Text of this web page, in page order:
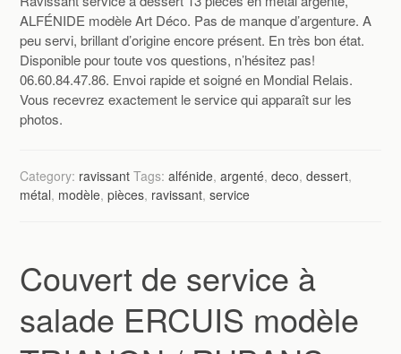
ALFÉNIDE modèle Art Déco. Pas de manque d’argenture. A
peu servi, brillant d’origine encore présent. En très bon état.
Disponible pour toute vos questions, n’hésitez pas!
06.60.84.47.86. Envoi rapide et soigné en Mondial Relais.
Vous recevrez exactement le service qui apparaît sur les
photos.
Category: ravissant Tags:alfénide,argenté,deco,dessert,
métal, modèle,pièces, ravissant,service
Couvert de service à
salade ERCUIS modèle